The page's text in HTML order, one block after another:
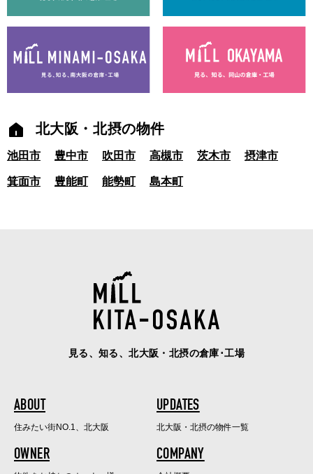
北大阪・北摂の物件
池田市 豊中市 吹田市 高槻市 茨木市 摂津市
箕面市 豊能町 能勢町 島本町
見る、知る、北大阪・北摂の倉庫･工場
ABOUT
住みたい街NO.1、北大阪
UPDATES
北大阪・北摂の物件一覧
OWNER COMPANY